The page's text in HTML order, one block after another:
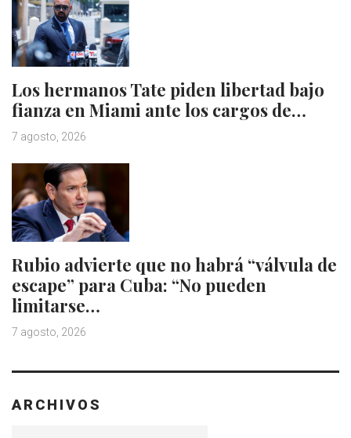
Los hermanos Tate piden libertad bajo
fianza en Miami ante los cargos de…
7 agosto, 2026
Rubio advierte que no habrá “válvula de
escape” para Cuba: “No pueden
limitarse…
7 agosto, 2026
ARCHIVOS